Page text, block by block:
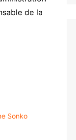
de la
Sonko